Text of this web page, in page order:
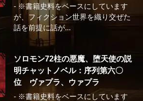
- ※書籍史料をベースにしています
が、フィクション世界を織り交ぜた
話を前提に話が...
ソロモン72柱の悪魔、堕天使の説
明チャットノベル：序列第六〇
位 ヴァプラ、ウァプラ
- ※書籍史料をベースにしています